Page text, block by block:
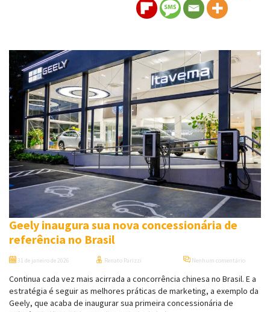
Geely inaugura sua nova concessionária de
referência no Brasil
31 de janeiro de 2026 Renato Parizzi Nenhum comentário
Continua cada vez mais acirrada a concorrência chinesa no Brasil. E a
estratégia é seguir as melhores práticas de marketing, a exemplo da
Geely, que acaba de inaugurar sua primeira concessionária de